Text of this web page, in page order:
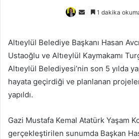
Bir
göndermek
1 dakika
Altıeylül Belediye Başkanı Hasan
Ustaoğlu ve Altıeylül Kaymakamı
Altıeylül Belediyesi’nin son 5 yılda
hayata geçirdiği ve planlanan
yapıldı.
Gazi Mustafa Kemal Atatürk Yaşam
gerçekleştirilen sunumda Başkan